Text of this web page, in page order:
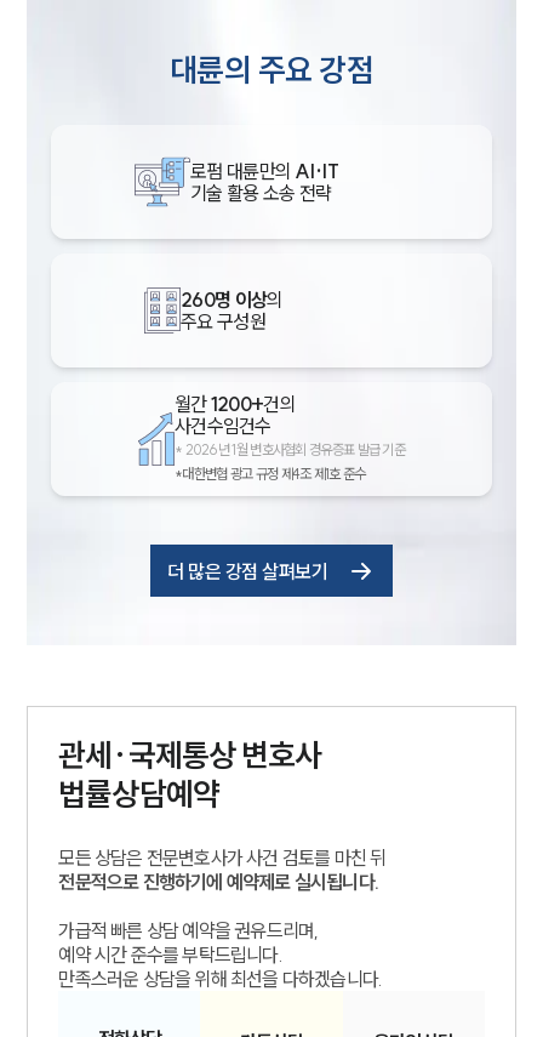
그룹소개
대륜의 강점
대륜의 주요 강점
로펌 대륜만의 AI·IT
기술 활용 소송 전략
260명 이상의
주요 구성원
월간1200+건의
사건수임건수
* 2026년 1월 변호사협회 경유증표 발급 기준
*대한변협 광고 규정 제4조 제1호 준수
더 많은 강점 살펴보기
관세·국제통상변호사
법률상담예약
모든 상담은 전문변호사가 사건 검토를 마친 뒤
전문적으로 진행하기에 예약제로 실시됩니다.
가급적 빠른 상담 예약을 권유드리며,
예약 시간 준수를 부탁드립니다.
만족스러운 상담을 위해 최선을 다하겠습니다.